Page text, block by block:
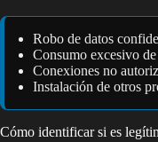
Robo de datos
Consumo excesivo
Conexiones no
Instalación de otros
Cómo identificar si es